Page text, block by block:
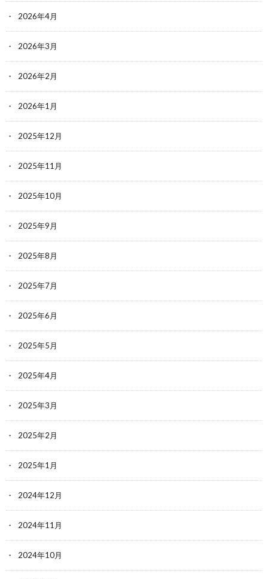
2026年4月
2026年3月
2026年2月
2026年1月
2025年12月
2025年11月
2025年10月
2025年9月
2025年8月
2025年7月
2025年6月
2025年5月
2025年4月
2025年3月
2025年2月
2025年1月
2024年12月
2024年11月
2024年10月